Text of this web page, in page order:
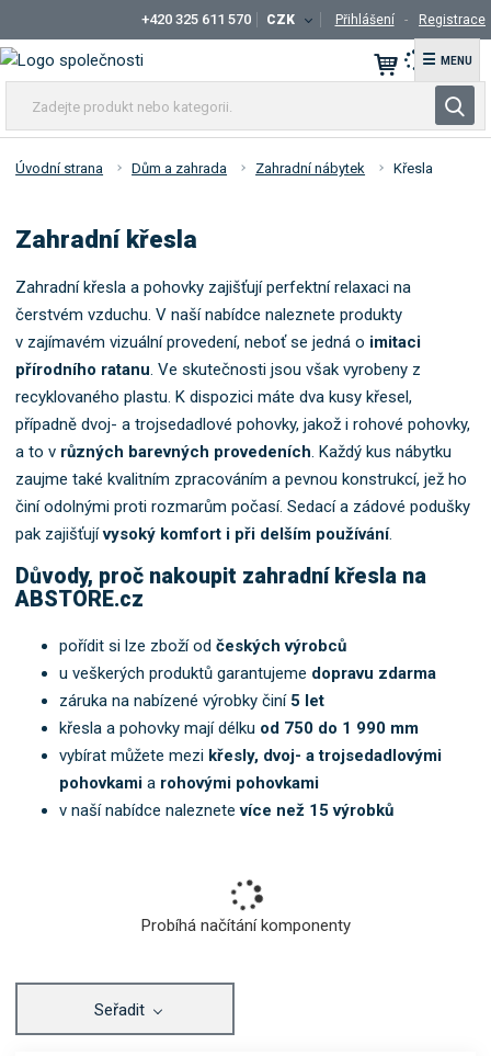
+420 325 611 570 CZK Přihlášení Registrace
d
e
r
o
k
t
n
e
b
o
k
t
o
r
i
y
☰
Úvodní strana Dům a zahrada Zahradní nábytek Křesla
Zahradní křesla
Zahradní křesla a pohovky zajišťují perfektní relaxaci na
čerstvém vzduchu. V naší nabídce naleznete produkty
v zajímavém vizuální provedení, neboť se jedná o imitaci
přírodního ratanu . Ve skutečnosti jsou však vyrobeny z
recyklovaného plastu. K dispozici máte dva kusy křesel,
případně dvoj- a trojsedadlové pohovky, jakož i rohové pohovky,
a to v různých barevných provedeních . Každý kus nábytku
zaujme také kvalitním zpracováním a pevnou konstrukcí, jež ho
činí odolnými proti rozmarům počasí. Sedací a zádové podušky
pak zajišťujívysoký komfort i při delším používání.
Důvody, proč nakoupit zahradní křesla na
ABSTORE.cz
pořídit si lze zboží odčeských výrobců
u veškerých produktů garantujeme dopravu zdarma
záruka na nabízené výrobky činí 5 let
křesla a pohovky mají délku od 750 do 1 990 mm
vybírat můžete mezi křesly, dvoj- a trojsedadlovými
pohovkami a rohovými pohovkami
v naší nabídce naleznetevíce než 15 výrobků
Probíhá načítání komponenty
Seřadit